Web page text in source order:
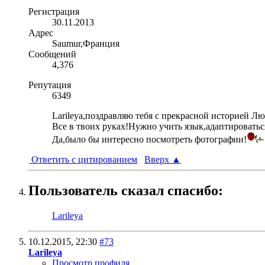
Регистрация
30.11.2013
Адрес
Saumur,Франция
Сообщений
4,376
Репутация
6349
Larileya,поздравляю тебя с прекрасной историей
Все в твоих руках!Нужно учить
Да,было бы интересно посмотреть фотографии!
Ответить с цитированием
Вверх ▲
Пользователь сказал cпасибо:
Larileya
10.12.2015, 22:30 #73
Larileya
Просмотр профиля